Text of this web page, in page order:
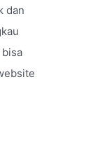
dan